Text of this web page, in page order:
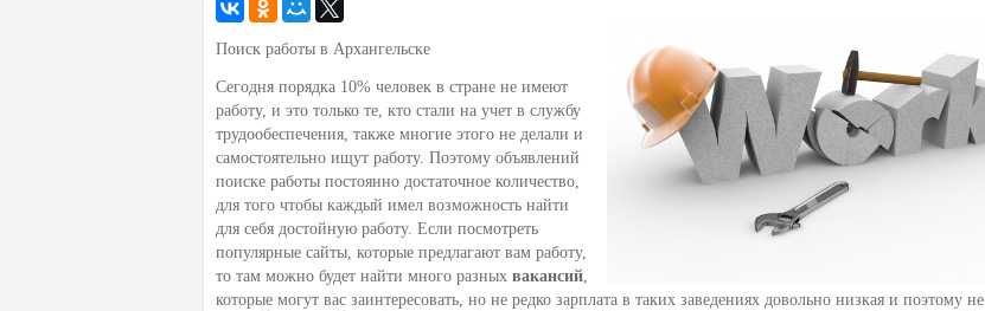
Поиск работы в Архангельске
Сегодня порядка 10% человек в стране не имеют
работу, и это только те, кто стали на учет в службу
трудообеспечения, также многие этого не делали и
самостоятельно ищут работу. Поэтому объявлений
поиске работы постоянно достаточное количество,
для того чтобы каждый имел возможность найти
для себя достойную работу. Если посмотреть
популярные сайты, которые предлагают вам работу,
то там можно будет найти много разных вакансий,
которые могут вас заинтересовать, но не редко зарплата в таких заведениях довольно низкая и поэтому не